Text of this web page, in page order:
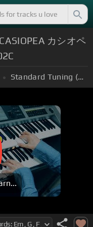
カシオペ
Standard Tuning (EADGBE)